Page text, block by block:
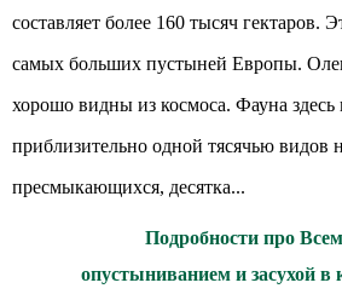
составляет более 160 тысяч гектаров.
самых больших пустыней Европы.
хорошо видны из космоса. Фауна здесь
приблизительно одной тясячью видов
пресмыкающихся, десятка...
Подробности про
опустыниванием и засухой